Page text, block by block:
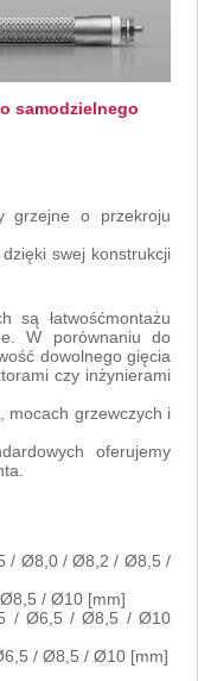
samodzielnego
grzejne o przekroju
swej konstrukcji
są łatwośćmontażu
W porównaniu do
dowolnego gięcia
czy inżynierami
mocach grzewczych i
oferujemy
/ Ø8,0 / Ø8,2 / Ø8,5 /
/ Ø10 [mm]
/ Ø6,5 / Ø8,5 / Ø10
/ Ø8,5 / Ø10 [mm]